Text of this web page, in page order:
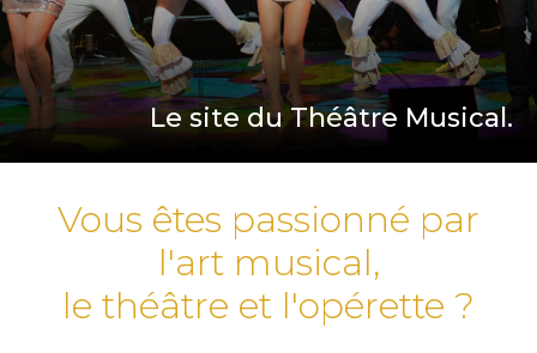
Le site du Théâtre Musical.
Vous êtes passionné par
l'art musical,
le théâtre et l'opérette ?